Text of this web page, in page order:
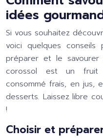
idées
Si vous souhaitez
voici quelques
préparer et le savourer
corossol est un fruit
consommé frais, en jus,
desserts. Laissez libre
!
Choisir et